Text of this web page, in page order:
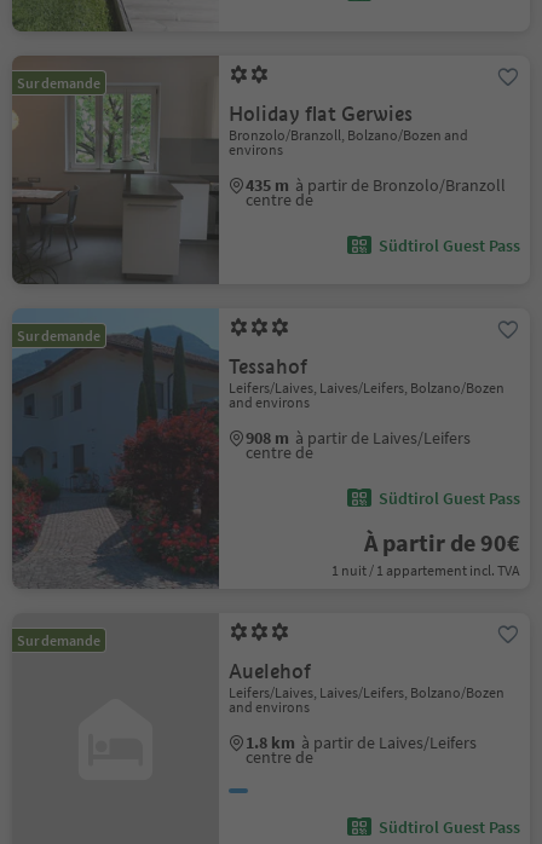
Sur demande
Holiday flat Gerwies
Bronzolo/Branzoll, Bolzano/Bozen and
environs
435 m à partir de Bronzolo/Branzoll
centre de
Südtirol Guest Pass
Sur demande
Tessahof
Leifers/Laives, Laives/Leifers, Bolzano/Bozen
and environs
908 m à partir de Laives/Leifers
centre de
Südtirol Guest Pass
À partir de 90€
1 nuit / 1 appartement incl. TVA
Sur demande
Auelehof
Leifers/Laives, Laives/Leifers, Bolzano/Bozen
and environs
1.8 km à partir de Laives/Leifers
centre de
Südtirol Guest Pass